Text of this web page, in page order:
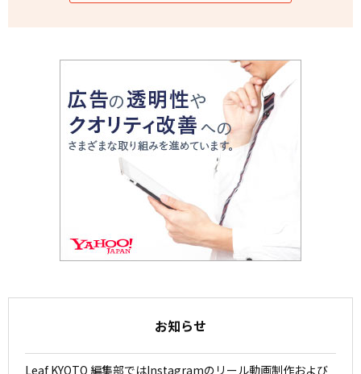
お知らせ
Leaf KYOTO 編集部ではInstagramのリール動画制作および